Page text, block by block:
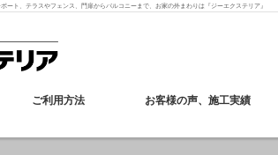
ート、テラスやフェンス、門扉からバルコニーまで、お家の外まわりは『ジーエクステリア』
ご利用方法 お客様の声、施工実績